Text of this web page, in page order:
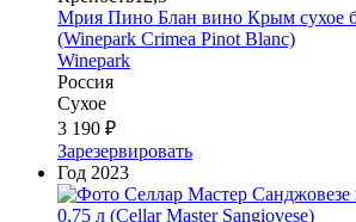
Мрия Пино Блан вино Крым сухое
(Winepark Crimea Pinot Blanc)
Winepark
Россия
Сухое
3 190 ₽
Зарезервировать
Год 2023